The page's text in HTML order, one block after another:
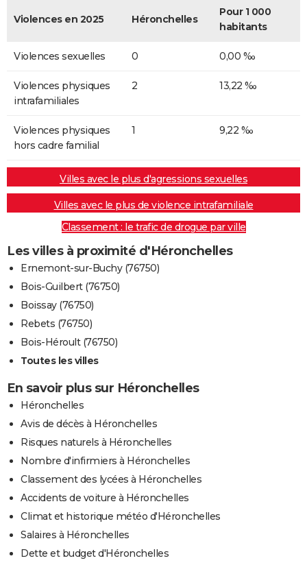
Violences en 2025 Héronchelles
Pour 1 000
habitants
Violences sexuelles 0 0,00 ‰
Violences physiques
intrafamiliales
2 13,22 ‰
Violences physiques
hors cadre familial
1 9,22 ‰
Villes avec le plus d'agressions sexuelles
Villes avec le plus de violence intrafamiliale
Classement : le trafic de drogue par ville
Les villes à proximité d'Héronchelles
Ernemont-sur-Buchy (76750)
Bois-Guilbert (76750)
Boissay (76750)
Rebets (76750)
Bois-Héroult (76750)
Toutes les villes
En savoir plus sur Héronchelles
Héronchelles
Avis de décès à Héronchelles
Risques naturels à Héronchelles
Nombre d'infirmiers à Héronchelles
Classement des lycées à Héronchelles
Accidents de voiture à Héronchelles
Climat et historique météo d'Héronchelles
Salaires à Héronchelles
Dette et budget d'Héronchelles